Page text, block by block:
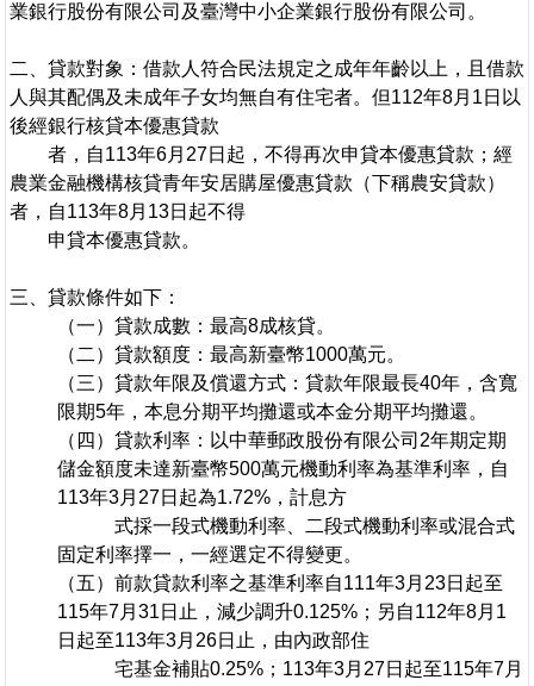
業銀行股份有限公司及臺灣中小企業銀行股份有限公司。
二、貸款對象：借款人符合民法規定之成年年齡以上，且借款
人與其配偶及未成年子女均無自有住宅者。但112年8月1日以
後經銀行核貸本優惠貸款
者，自113年6月27日起，不得再次申貸本優惠貸款；經
農業金融機構核貸青年安居購屋優惠貸款（下稱農安貸款）
者，自113年8月13日起不得
申貸本優惠貸款。
三、貸款條件如下：
（一）貸款成數：最高8成核貸。
（二）貸款額度：最高新臺幣1000萬元。
（三）貸款年限及償還方式：貸款年限最長40年，含寬
限期5年，本息分期平均攤還或本金分期平均攤還。
（四）貸款利率：以中華郵政股份有限公司2年期定期
儲金額度未達新臺幣500萬元機動利率為基準利率，自
113年3月27日起為1.72%，計息方
式採一段式機動利率、二段式機動利率或混合式
固定利率擇一，一經選定不得變更。
（五）前款貸款利率之基準利率自111年3月23日起至
115年7月31日止，減少調升0.125%；另自112年8月1
日起至113年3月26日止，由內政部住
宅基金補貼0.25%；113年3月27日起至115年7月